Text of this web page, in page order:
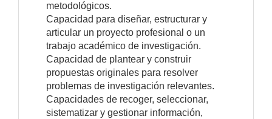
metodológicos.
Capacidad para diseñar, estructurar y
articular un proyecto profesional o un
trabajo académico de investigación.
Capacidad de plantear y construir
propuestas originales para resolver
problemas de investigación relevantes.
Capacidades de recoger, seleccionar,
sistematizar y gestionar información,